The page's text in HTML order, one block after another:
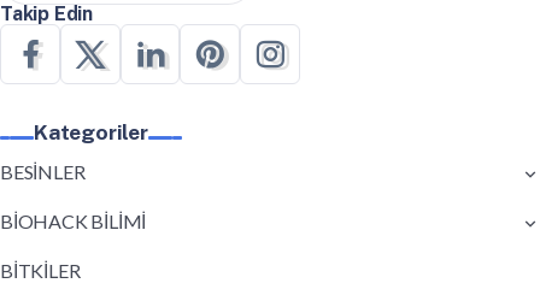
Takip Edin
Kategoriler
BESİNLER
BİOHACK BİLİMİ
BİTKİLER